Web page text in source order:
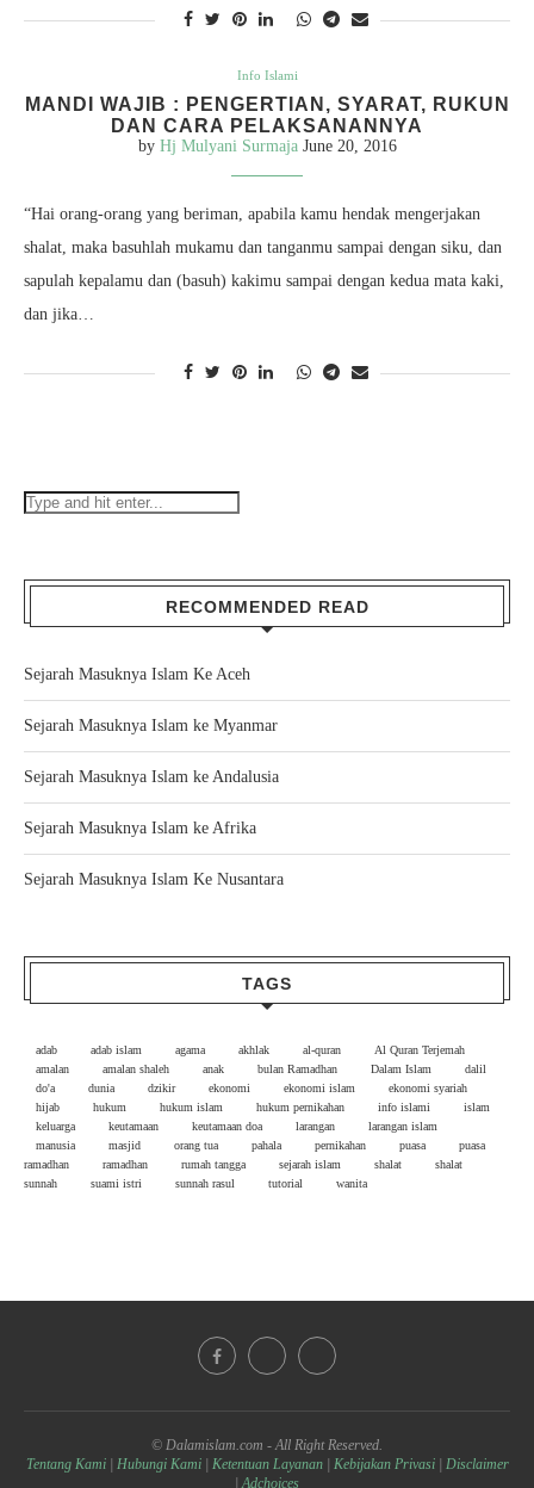
Info Islami
MANDI WAJIB : PENGERTIAN, SYARAT, RUKUN
DAN CARA PELAKSANANNYA
by Hj Mulyani Surmaja June 20, 2016
“Hai orang-orang yang beriman, apabila kamu hendak mengerjakan
shalat, maka basuhlah mukamu dan tanganmu sampai dengan siku, dan
sapulah kepalamu dan (basuh) kakimu sampai dengan kedua mata kaki,
dan jika…
RECOMMENDED READ
Sejarah Masuknya Islam Ke Aceh
Sejarah Masuknya Islam ke Myanmar
Sejarah Masuknya Islam ke Andalusia
Sejarah Masuknya Islam ke Afrika
Sejarah Masuknya Islam Ke Nusantara
TAGS
adab adab islam agama akhlak al-quran
Al Quran Terjemah
amalan
amalan shaleh anak bulan Ramadhan Dalam Islam
dalil
do'a
dunia dzikir ekonomi ekonomi islam
ekonomi syariah
hijab
hukum hukum islam hukum pernikahan info islami
islam
keluarga
keutamaan keutamaan doa larangan
larangan islam
manusia
masjid orang tua pahala pernikahan puasa
puasa
ramadhan
ramadhan rumah tangga sejarah islam shalat
shalat
sunnah
suami istri sunnah rasul tutorial wanita
© Dalamislam.com - All Right Reserved.
Tentang Kami
Hubungi Kami| Ketentuan Layanan| Kebijakan Privasi| Disclaimer
|Adchoices